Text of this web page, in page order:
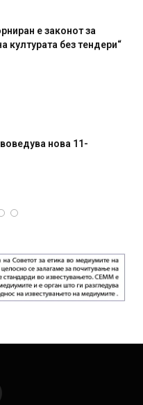
е законот за
културата без тендери“
Уште двајца